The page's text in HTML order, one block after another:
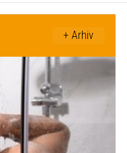
+ Arhiv